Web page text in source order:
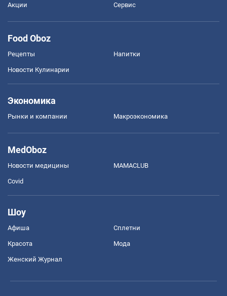
Акции Сервис
Food Oboz
Рецепты Напитки
Новости Кулинарии
Экономика
Рынки и компании Mакроэкономика
MedOboz
Новости медицины MAMACLUB
Covid
Шоу
Афиша Сплетни
Красота Мода
Женский Журнал